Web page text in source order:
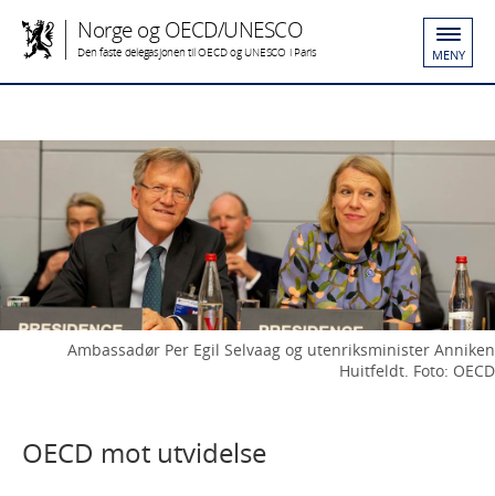
Norge og OECD/UNESCO
Den faste delegasjonen til OECD og UNESCO i Paris MENY
Ambassadør Per Egil Selvaag og utenriksminister Anniken
Huitfeldt. Foto: OECD
OECD mot utvidelse